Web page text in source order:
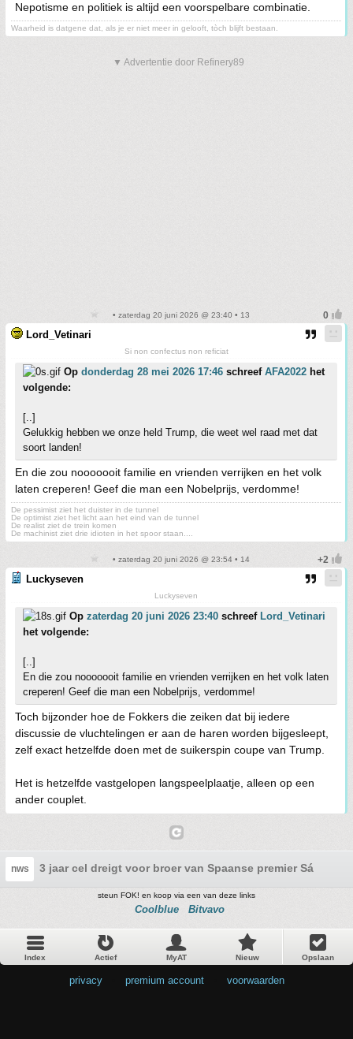
Nepotisme en politiek is altijd een voorspelbare combinatie.
Waarheid is datgene dat, als je er niet meer in gelooft, tòch blijft bestaan.
▼ Advertentie door Refinery89
• zaterdag 20 juni 2026 @ 23:40 • 13
Lord_Vetinari
Si non confectus non reficiat
Op donderdag 28 mei 2026 17:46 schreef AFA2022 het
volgende:
[..]
Gelukkig hebben we onze held Trump, die weet wel raad met dat
soort landen!
En die zou nooooooit familie en vrienden verrijken en het volk
laten creperen! Geef die man een Nobelprijs, verdomme!
De pessimist ziet het duister in de tunnel
De optimist ziet het licht aan het eind van de tunnel
De realist ziet de trein komen
De machinist ziet drie idioten in het spoor staan....
• zaterdag 20 juni 2026 @ 23:54 • 14
Luckyseven
Luckyseven
Op zaterdag 20 juni 2026 23:40 schreef Lord_Vetinari
het volgende:
[..]
En die zou nooooooit familie en vrienden verrijken en het volk laten
creperen! Geef die man een Nobelprijs, verdomme!
Toch bijzonder hoe de Fokkers die zeiken dat bij iedere
discussie de vluchtelingen er aan de haren worden bijgesleept,
zelf exact hetzelfde doen met de suikerspin coupe van Trump.
Het is hetzelfde vastgelopen langspeelplaatje, alleen op een
ander couplet.
nws 3 jaar cel dreigt voor broer van Spaanse premier
steun FOK! en koop via een van deze links
Coolblue Bitvavo
Index Actief MyAT Nieuw Opslaan
privacy premium account voorwaarden